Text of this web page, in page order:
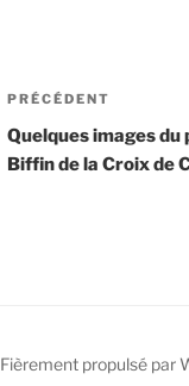
Navigation
de
l’article
Article
précédent
PRÉCÉDENT
Quelques images
Biffin de la Croix de
Fièrement propulsé par